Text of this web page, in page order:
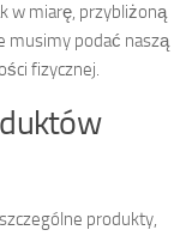
w miarę, przybliżoną
musimy podać naszą
fizycznej.
produkty,